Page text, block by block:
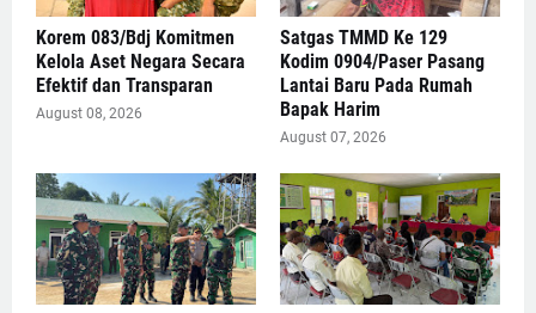
Korem 083/Bdj Komitmen
Kelola Aset Negara Secara
Efektif dan Transparan
August 08, 2026
Satgas TMMD Ke 129
Kodim 0904/Paser Pasang
Lantai Baru Pada Rumah
Bapak Harim
August 07, 2026